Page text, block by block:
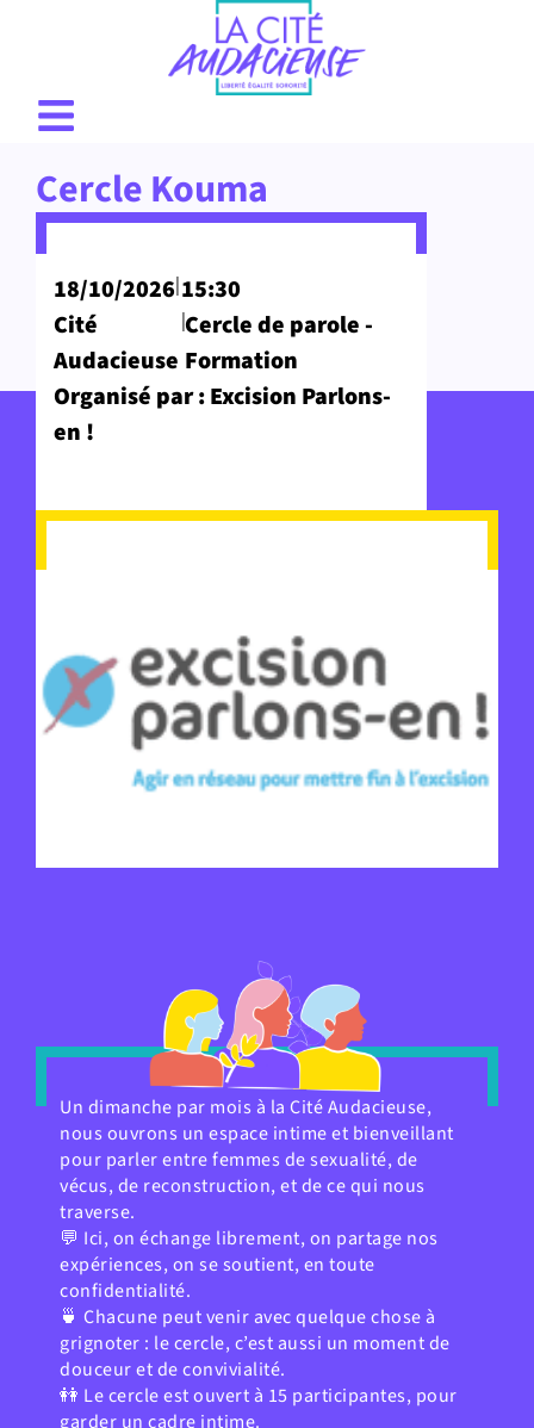
Cercle Kouma
18/10/2026|15:30
Cité
Audacieuse
|Cercle de parole -
Formation
Organisé par : Excision Parlons-
en !
Un dimanche par mois à la Cité Audacieuse,
nous ouvrons un espace intime et bienveillant
pour parler entre femmes de sexualité, de
vécus, de reconstruction, et de ce qui nous
traverse.
💬 Ici, on échange librement, on partage nos
expériences, on se soutient, en toute
confidentialité.
🍵 Chacune peut venir avec quelque chose à
grignoter : le cercle, c’est aussi un moment de
douceur et de convivialité.
👭 Le cercle est ouvert à 15 participantes, pour
garder un cadre intime.